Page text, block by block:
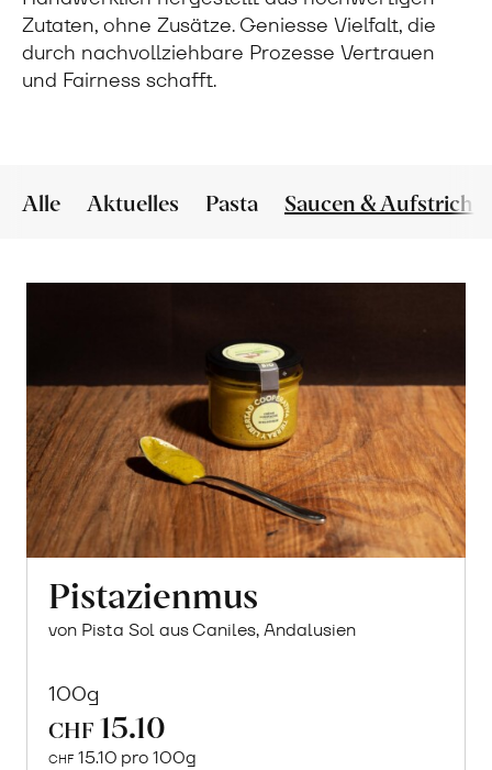
Zutaten, ohne Zusätze. Geniesse Vielfalt, die
durch nachvollziehbare Prozesse Vertrauen
und Fairness schafft.
Alle Aktuelles Pasta Saucen & Aufstriche
Pistazienmus
von Pista Sol aus Caniles, Andalusien
100g
CHF 15.10
CHF 15.10 pro 100g